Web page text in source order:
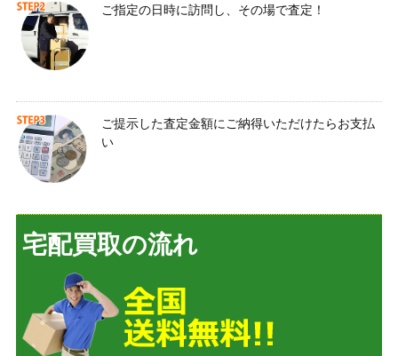
ご指定の日時に訪問し、その場で査定！
ご提示した査定金額にご納得いただけたらお支払
い
宅配買取の流れ